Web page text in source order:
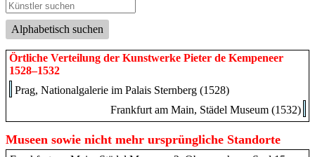
Alphabetisch suchen
Örtliche Verteilung der Kunstwerke Pieter de Kempeneer
1528–1532
Prag, Nationalgalerie im Palais Sternberg (1528)
Frankfurt am Main, Städel Museum (1532)
Museen sowie nicht mehr ursprüngliche Standorte